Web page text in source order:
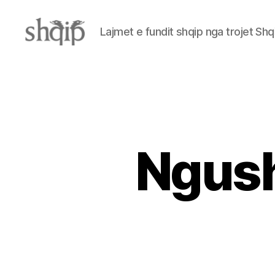
Lajmet e fundit shqip nga trojet